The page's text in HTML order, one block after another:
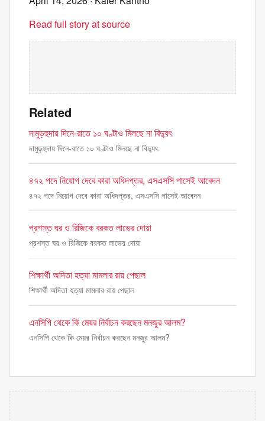
Read full story at source
Related
দামুড়হুদায় দিনে-রাতে ১০ ঘণ্টাও মিলছে না বিদ্যুৎ
দামুড়হুদায় দিনে-রাতে ১০ ঘণ্টাও মিলছে না বিদ্যুৎ
৪৭২ পদে নিয়োগ দেবে কারা অধিদপ্তর, এসএসসি পাসেই আবেদন
৪৭২ পদে নিয়োগ দেবে কারা অধিদপ্তর, এসএসসি পাসেই আবেদন
প্রশস্ত ঘর ও রিজিকে বরকত লাভের দোয়া
প্রশস্ত ঘর ও রিজিকে বরকত লাভের দোয়া
শিক্ষার্থী অদিতা হত্যা মামলার রায় পেছাল
শিক্ষার্থী অদিতা হত্যা মামলার রায় পেছাল
এনসিপি থেকে কি মেয়র নির্বাচন করছেন মনজুর আলম?
এনসিপি থেকে কি মেয়র নির্বাচন করছেন মনজুর আলম?